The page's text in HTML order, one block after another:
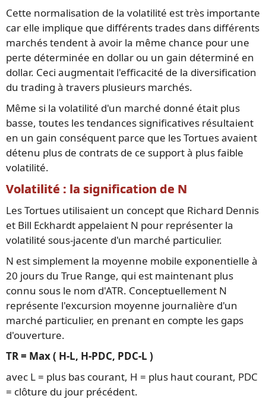
Cette normalisation de la volatilité est très importante
car elle implique que différents trades dans différents
marchés tendent à avoir la même chance pour une
perte déterminée en dollar ou un gain déterminé en
dollar. Ceci augmentait l'efficacité de la diversification
du trading à travers plusieurs marchés.
Même si la volatilité d'un marché donné était plus
basse, toutes les tendances significatives résultaient
en un gain conséquent parce que les Tortues avaient
détenu plus de contrats de ce support à plus faible
volatilité.
Volatilité : la signification de N
Les Tortues utilisaient un concept que Richard Dennis
et Bill Eckhardt appelaient N pour représenter la
volatilité sous-jacente d'un marché particulier.
N est simplement la moyenne mobile exponentielle à
20 jours du True Range, qui est maintenant plus
connu sous le nom d'ATR. Conceptuellement N
représente l'excursion moyenne journalière d'un
marché particulier, en prenant en compte les gaps
d'ouverture.
TR = Max ( H-L, H-PDC, PDC-L )
avec L = plus bas courant, H = plus haut courant, PDC
= clôture du jour précédent.